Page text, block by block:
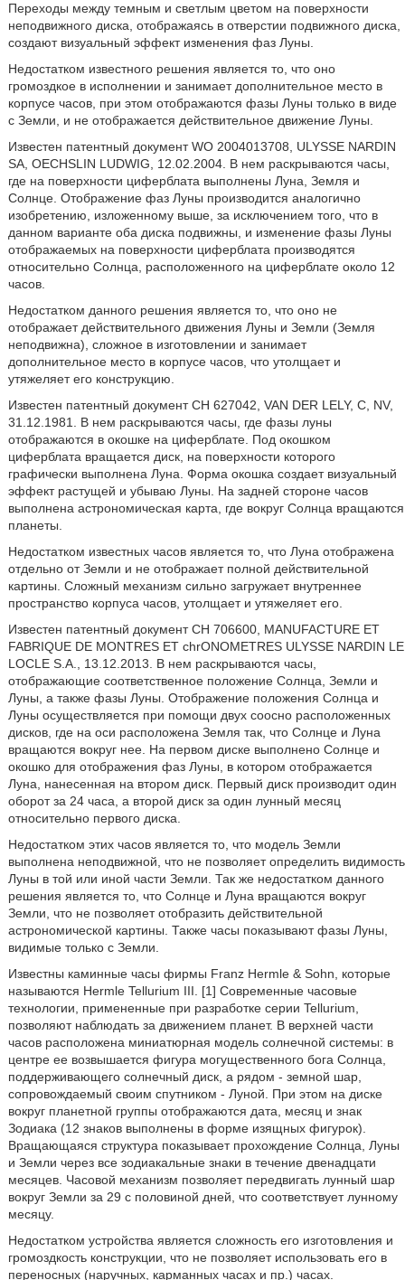
Переходы между темным и светлым цветом на поверхности
неподвижного диска, отображаясь в отверстии подвижного диска,
создают визуальный эффект изменения фаз Луны.
Недостатком известного решения является то, что оно
громоздкое в исполнении и занимает дополнительное место в
корпусе часов, при этом отображаются фазы Луны только в виде
с Земли, и не отображается действительное движение Луны.
Известен патентный документ WO 2004013708, ULYSSE NARDIN
SA, OECHSLIN LUDWIG, 12.02.2004. В нем раскрываются часы,
где на поверхности циферблата выполнены Луна, Земля и
Солнце. Отображение фаз Луны производится аналогично
изобретению, изложенному выше, за исключением того, что в
данном варианте оба диска подвижны, и изменение фазы Луны
отображаемых на поверхности циферблата производятся
относительно Солнца, расположенного на циферблате около 12
часов.
Недостатком данного решения является то, что оно не
отображает действительного движения Луны и Земли (Земля
неподвижна), сложное в изготовлении и занимает
дополнительное место в корпусе часов, что утолщает и
утяжеляет его конструкцию.
Известен патентный документ CH 627042, VAN DER LELY, С, NV,
31.12.1981. В нем раскрываются часы, где фазы луны
отображаются в окошке на циферблате. Под окошком
циферблата вращается диск, на поверхности которого
графически выполнена Луна. Форма окошка создает визуальный
эффект растущей и убываю Луны. На задней стороне часов
выполнена астрономическая карта, где вокруг Солнца вращаются
планеты.
Недостатком известных часов является то, что Луна отображена
отдельно от Земли и не отображает полной действительной
картины. Сложный механизм сильно загружает внутреннее
пространство корпуса часов, утолщает и утяжеляет его.
Известен патентный документ CH 706600, MANUFACTURE ET
FABRIQUE DE MONTRES ET chrONOMETRES ULYSSE NARDIN LE
LOCLE S.A., 13.12.2013. В нем раскрываются часы,
отображающие соответственное положение Солнца, Земли и
Луны, а также фазы Луны. Отображение положения Солнца и
Луны осуществляется при помощи двух соосно расположенных
дисков, где на оси расположена Земля так, что Солнце и Луна
вращаются вокруг нее. На первом диске выполнено Солнце и
окошко для отображения фаз Луны, в котором отображается
Луна, нанесенная на втором диск. Первый диск производит один
оборот за 24 часа, а второй диск за один лунный месяц
относительно первого диска.
Недостатком этих часов является то, что модель Земли
выполнена неподвижной, что не позволяет определить видимость
Луны в той или иной части Земли. Так же недостатком данного
решения является то, что Солнце и Луна вращаются вокруг
Земли, что не позволяет отобразить действительной
астрономической картины. Также часы показывают фазы Луны,
видимые только с Земли.
Известны каминные часы фирмы Franz Hermle & Sohn, которые
называются Hermle Tellurium III. [1] Современные часовые
технологии, примененные при разработке серии Tellurium,
позволяют наблюдать за движением планет. В верхней части
часов расположена миниатюрная модель солнечной системы: в
центре ее возвышается фигура могущественного бога Солнца,
поддерживающего солнечный диск, а рядом - земной шар,
сопровождаемый своим спутником - Луной. При этом на диске
вокруг планетной группы отображаются дата, месяц и знак
Зодиака (12 знаков выполнены в форме изящных фигурок).
Вращающаяся структура показывает прохождение Солнца, Луны
и Земли через все зодиакальные знаки в течение двенадцати
месяцев. Часовой механизм позволяет передвигать лунный шар
вокруг Земли за 29 с половиной дней, что соответствует лунному
месяцу.
Недостатком устройства является сложность его изготовления и
громоздкость конструкции, что не позволяет использовать его в
переносных (наручных, карманных часах и пр.) часах.